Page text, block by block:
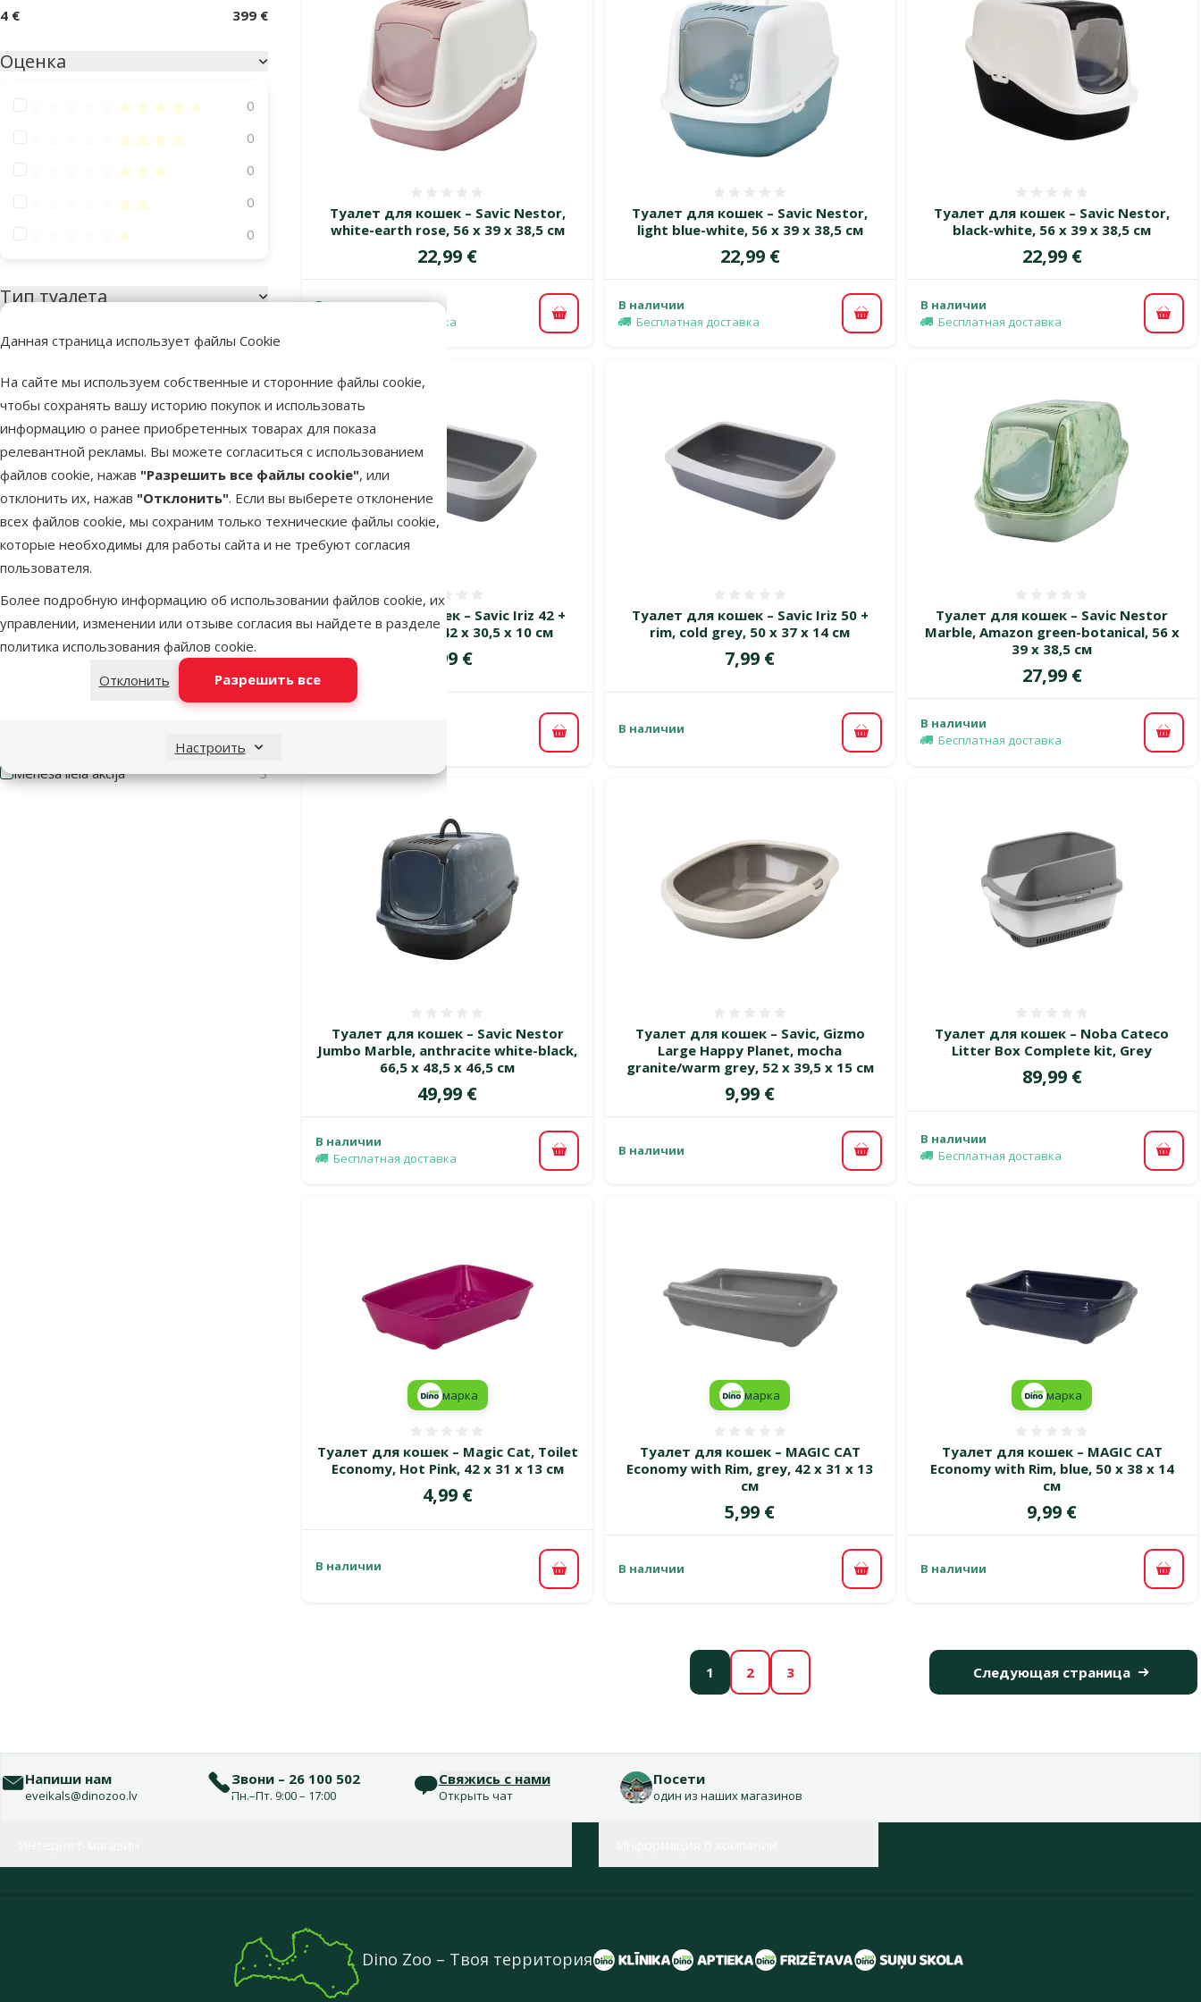
Данная страница использует файлы Cookie
На сайте мы используем собственные и сторонние файлы cookie,
чтобы сохранять вашу историю покупок и использовать
информацию о ранее приобретенных товарах для показа
релевантной рекламы. Вы можете согласиться с использованием
файлов cookie, нажав "Разрешить все файлы cookie", или
отклонить их, нажав "Отклонить". Если вы выберете отклонение
всех файлов cookie, мы сохраним только технические файлы cookie,
которые необходимы для работы сайта и не требуют согласия
пользователя.
Более подробную информацию об использовании файлов cookie, их
управлении, изменении или отзыве согласия вы найдете в разделе
политика использования файлов cookie.
Отклонить
Разрешить все
Настроить
4 € 399 €
Оценка
Оценка 100%
0
Оценка 80%
0
Оценка 60%
0
Оценка 40%
0
Оценка 20%
0
Тип туалета
Угловой
4
Автоматический
1
Длина
40cm
Ширина
Особые предложения
Mēneša lielā akcija 3
Туалет для кошек – Savic Nestor,
white-earth rose, 56 x 39 x 38,5 см
Цена
22,99 €
В наличии
Бесплатная доставка
В корзину
Туалет для кошек – Savic Nestor,
light blue-white, 56 x 39 x 38,5 см
Цена
22,99 €
В наличии
Бесплатная доставка
В корзину
Туалет для кошек – Savic Nestor,
black-white, 56 x 39 x 38,5 см
Цена
22,99 €
В наличии
Бесплатная доставка
В
Туалет для кошек – Savic Iriz 42 +
rim, cool grey, 42 x 30,5 x 10 см
Цена
5,99 €
В корзину
Туалет для кошек – Savic Iriz 50 +
rim, cold grey, 50 x 37 x 14 см
Цена
7,99 €
В наличии
В корзину
Туалет для кошек – Savic Nestor
Marble, Amazon green-botanical, 56 x
39 x 38,5 см
Цена
27,99 €
В наличии
Бесплатная доставка
В
Туалет для кошек – Savic Nestor
Jumbo Marble, anthracite white-black,
66,5 x 48,5 x 46,5 см
Цена
49,99 €
В наличии
Бесплатная доставка
В корзину
Туалет для кошек – Savic, Gizmo
Large Happy Planet, mocha
granite/warm grey, 52 x 39,5 x 15 см
Цена
9,99 €
В наличии В корзину
Туалет для кошек – Noba Cateco
Litter Box Complete kit, Grey
Цена
89,99 €
В наличии
Бесплатная доставка
В
Туалет для кошек – Magic Cat, Toilet
Economy, Hot Pink, 42 х 31 х 13 см
Цена
4,99 €
марка
В наличии
В корзину
Туалет для кошек – MAGIC CAT
Economy with Rim, grey, 42 x 31 x 13
см
Цена
5,99 €
марка
В наличии В корзину
Туалет для кошек – MAGIC CAT
Economy with Rim, blue, 50 x 38 x 14
см
Цена
9,99 €
марка
В наличии В
1 2 3 Следующая страница
Напиши нам
eveikals@dinozoo.lv
Звони – 26 100 502
Пн.–Пт. 9:00 – 17:00
Свяжись с нами
Открыть чат
Посети
один из наших магазинов
Dino Zoo – Твоя территория